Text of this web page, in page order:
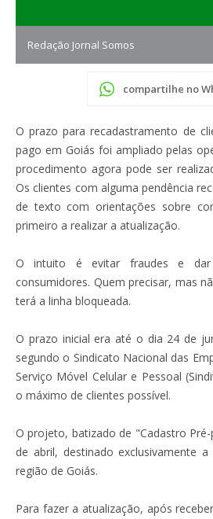
Redação Jornal Somos
compartilhe no
O prazo para recadastramento de
pago em Goiás foi ampliado pelas
procedimento agora pode ser
Os clientes com alguma pendência
de texto com orientações sobre
primeiro a realizar a atualização.
O intuito é evitar fraudes e dar
consumidores. Quem precisar, mas
terá a linha bloqueada.
O prazo inicial era até o dia 24 de
segundo o Sindicato Nacional das
Serviço Móvel Celular e Pessoal
o máximo de clientes possível.
O projeto, batizado de "Cadastro
de abril, destinado exclusivamente
região de Goiás.
Para fazer a atualização, após